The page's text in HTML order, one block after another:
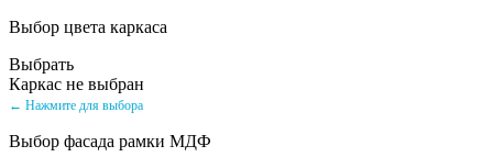
Выбор цвета каркаса
Выбрать
Каркас не выбран
← Нажмите для выбора
Выбор фасада рамки МДФ